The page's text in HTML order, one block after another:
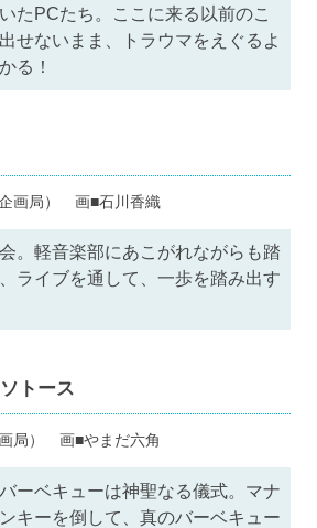
たPCたち。ここに来る以前のこ
せないまま、トラウマをえぐるよ
る！
画局） 画■石川香織
。軽音楽部にあこがれながらも踏
ライブを通して、一歩を踏み出す
トース
局） 画■やまだ六角
ーベキューは神聖なる儀式。マナ
キーを倒して、真のバーベキュー